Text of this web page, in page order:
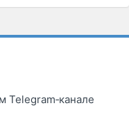
Telegram‑канале